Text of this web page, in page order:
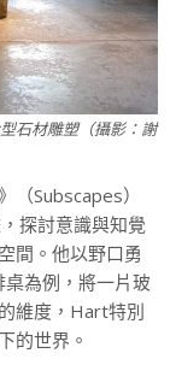
石材雕塑（攝影：謝
Subscapes）
探討意識與知覺
間。他以野口勇
為例，將一片玻
維度，Hart特別
的世界。